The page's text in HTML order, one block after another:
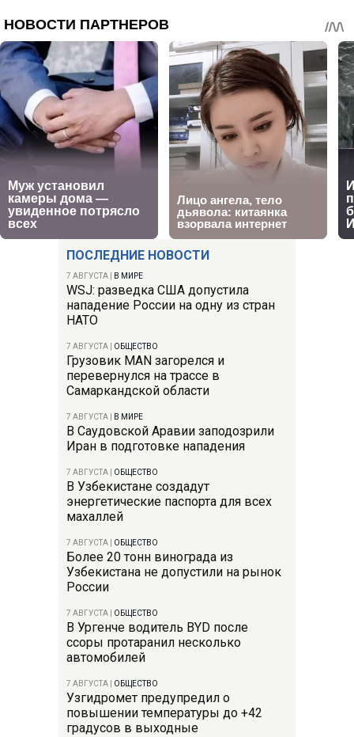
ПОСЛЕДНИЕ НОВОСТИ
7 АВГУСТА В МИРЕ
WSJ: разведка США допустила
нападение России на одну из стран
НАТО
7 АВГУСТА ОБЩЕСТВО
Грузовик MAN загорелся и
перевернулся на трассе в
Самаркандской области
7 АВГУСТА В МИРЕ
В Саудовской Аравии заподозрили
Иран в подготовке нападения
7 АВГУСТА ОБЩЕСТВО
В Узбекистане создадут
энергетические паспорта для всех
махаллей
7 АВГУСТА ОБЩЕСТВО
Более 20 тонн винограда из
Узбекистана не допустили на рынок
России
7 АВГУСТА ОБЩЕСТВО
В Ургенче водитель BYD после
ссоры протаранил несколько
автомобилей
7 АВГУСТА ОБЩЕСТВО
Узгидромет предупредил о
повышении температуры до +42
градусов в выходные